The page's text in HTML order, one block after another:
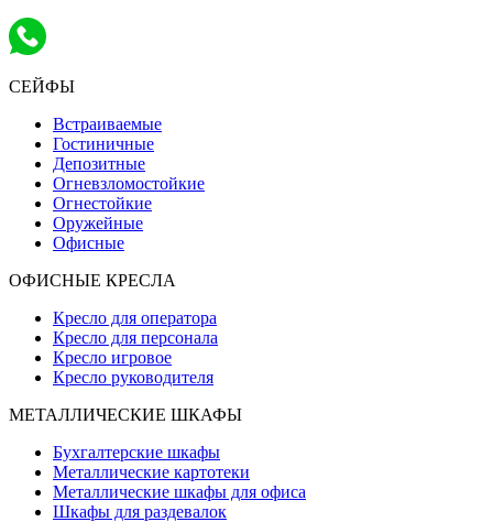
СЕЙФЫ
Встраиваемые
Гостиничные
Депозитные
Огневзломостойкие
Огнестойкие
Оружейные
Офисные
ОФИСНЫЕ КРЕСЛА
Кресло для оператора
Кресло для персонала
Кресло игровое
Кресло руководителя
МЕТАЛЛИЧЕСКИЕ ШКАФЫ
Бухгалтерские шкафы
Металлические картотеки
Металлические шкафы для офиса
Шкафы для раздевалок